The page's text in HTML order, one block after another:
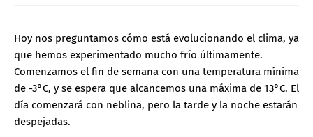
Hoy nos preguntamos cómo está evolucionando el clima, ya
que hemos experimentado mucho frío últimamente.
Comenzamos el fin de semana con una temperatura mínima
de -3°C, y se espera que alcancemos una máxima de 13°C. El
día comenzará con neblina, pero la tarde y la noche estarán
despejadas.